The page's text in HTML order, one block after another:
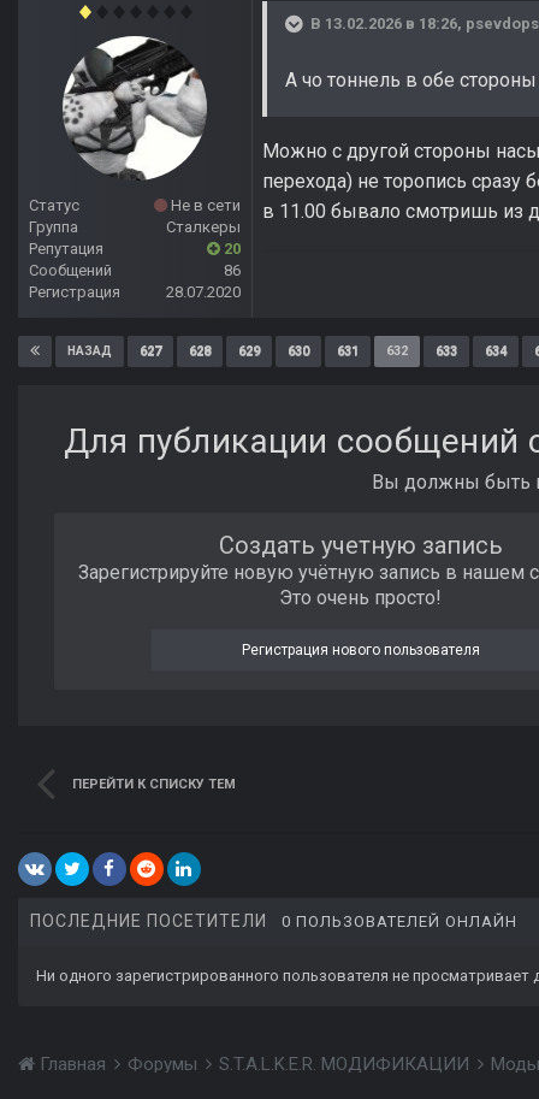
Статус
Не в сети
Группа
Сталкеры
Репутация
20
Сообщений
86
Регистрация
28.07.2020
В 13.02.2026 в 18:26,
А чо тоннель в обе
Можно с другой стороны
перехода) не торопись
в 11.00 бывало смотришь из
НАЗАД 627 628 629 630 631 632 633 634
Для публикации сообщений
Вы должны быть
Создать учетную запись
Зарегистрируйте новую учётную запись в нашем
Это очень просто!
Регистрация нового пользователя
ПЕРЕЙТИ К СПИСКУ ТЕМ
ПОСЛЕДНИЕ ПОСЕТИТЕЛИ 0 ПОЛЬЗОВАТЕЛЕЙ ОНЛАЙН
Ни одного зарегистрированного пользователя не просматривает
Главная Форумы S.T.A.L.K.E.R. МОДИФИКАЦИИ